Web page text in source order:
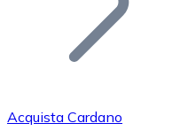
Acquista Cardano